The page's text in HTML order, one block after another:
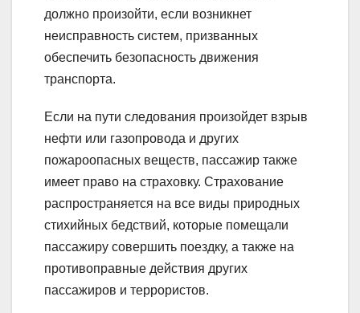
должно произойти, если возникнет
неисправность систем, призванных
обеспечить безопасность движения
транспорта.
Если на пути следования произойдет взрыв
нефти или газопровода и других
пожароопасных веществ, пассажир также
имеет право на страховку. Страхование
распространяется на все виды природных
стихийных бедствий, которые помещали
пассажиру совершить поездку, а также на
противоправные действия других
пассажиров и террористов.